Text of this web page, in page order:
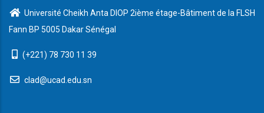
Université Cheikh Anta DIOP 2ième étage-Bâtiment de la FLSH
Fann BP 5005 Dakar Sénégal
(+221) 78 730 11 39
clad@ucad.edu.sn